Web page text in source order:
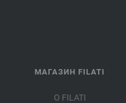
МАГАЗИН FILATI
О FILATI